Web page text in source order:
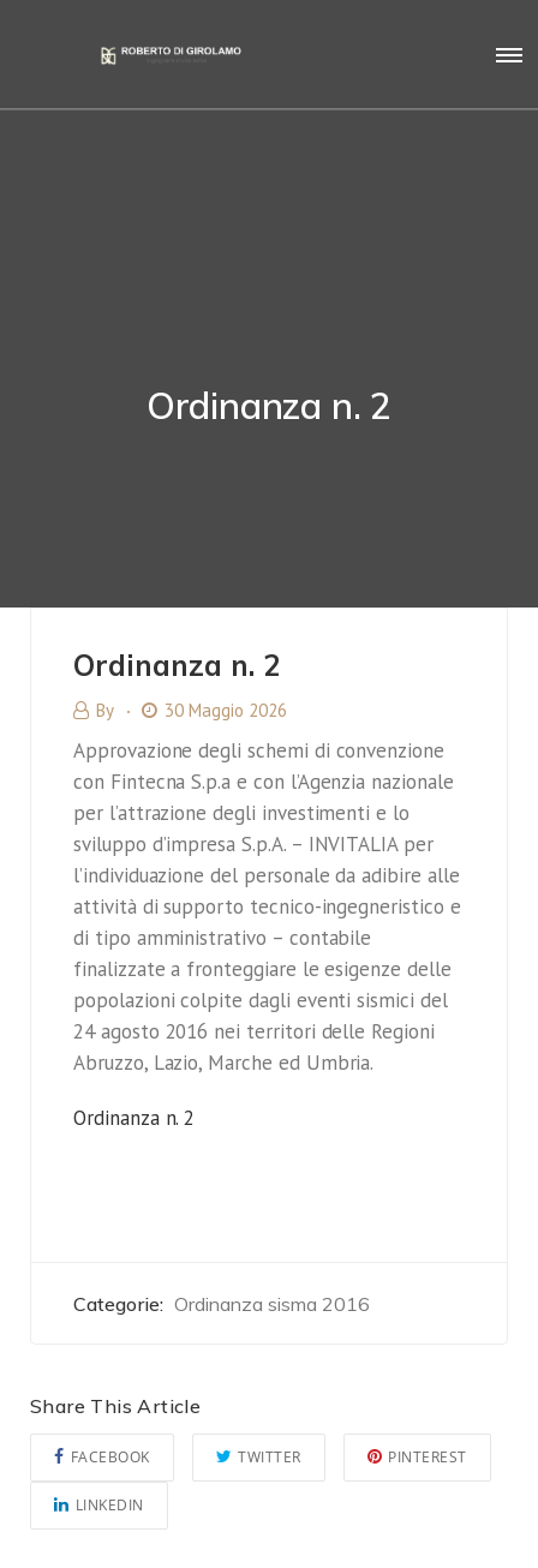
Ordinanza n. 2
Ordinanza n. 2
By 30 Maggio 2026
Approvazione degli schemi di convenzione
con Fintecna S.p.a e con l’Agenzia nazionale
per l’attrazione degli investimenti e lo
sviluppo d’impresa S.p.A. – INVITALIA per
l’individuazione del personale da adibire alle
attività di supporto tecnico-ingegneristico e
di tipo amministrativo – contabile
finalizzate a fronteggiare le esigenze delle
popolazioni colpite dagli eventi sismici del
24 agosto 2016 nei territori delle Regioni
Abruzzo, Lazio, Marche ed Umbria.
Ordinanza n. 2
Categorie: Ordinanza sisma 2016
Share This Article
FACEBOOK TWITTER PINTEREST
LINKEDIN